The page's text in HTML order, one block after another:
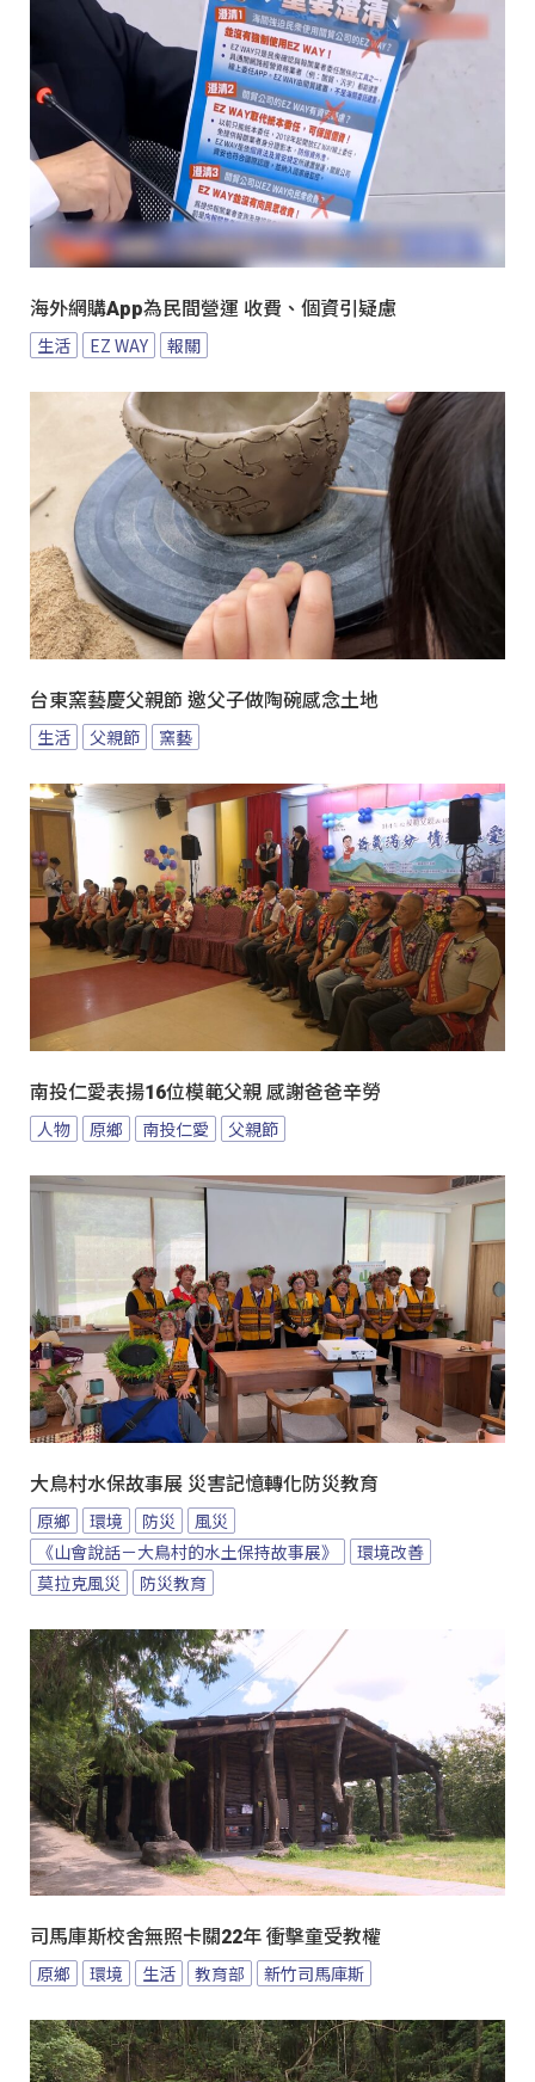
海外網購App為民間營運 收費、個資引疑慮
生活 EZ WAY 報關
台東窯藝慶父親節 邀父子做陶碗感念土地
生活 父親節 窯藝
南投仁愛表揚16位模範父親 感謝爸爸辛勞
人物 原鄉 南投仁愛 父親節
大鳥村水保故事展 災害記憶轉化防災教育
原鄉 環境 防災
風災
《山會說話－大鳥村的水土保持故事展》
環境改善
莫拉克風災
防災教育
司馬庫斯校舍無照卡關22年 衝擊童受教權
原鄉 環境 生活 教育部 新竹司馬庫斯